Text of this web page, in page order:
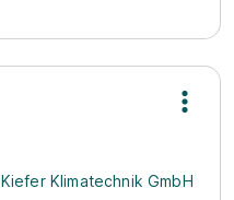
Kiefer Klimatechnik GmbH